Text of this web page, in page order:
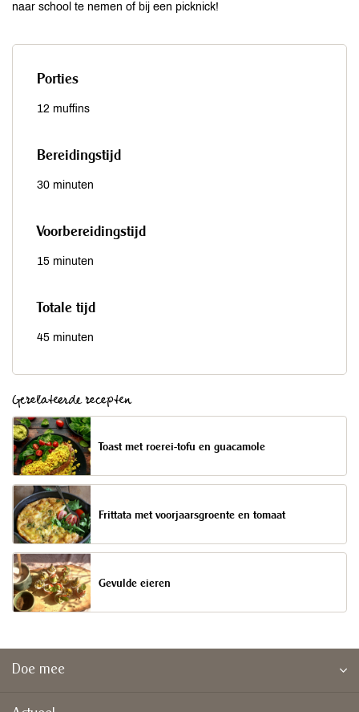
naar school te nemen of bij een picknick!
Porties
12 muffins
Bereidingstijd
30 minuten
Voorbereidingstijd
15 minuten
Totale tijd
45 minuten
Gerelateerde recepten
Toast met roerei-tofu en guacamole
Frittata met voorjaarsgroente en tomaat
Gevulde eieren
Doe mee